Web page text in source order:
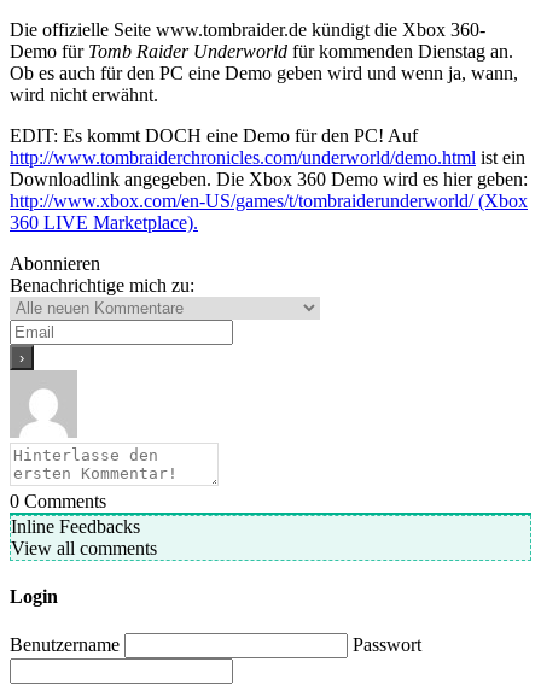
Die offizielle Seite www.tombraider.de kündigt die Xbox 360-
Demo für Tomb Raider Underworld für kommenden Dienstag an.
Ob es auch für den PC eine Demo geben wird und wenn ja, wann,
wird nicht erwähnt.
EDIT: Es kommt DOCH eine Demo für den PC! Auf
http://www.tombraiderchronicles.com/underworld/demo.html ist ein
Downloadlink angegeben. Die Xbox 360 Demo wird es hier geben:
http://www.xbox.com/en-US/games/t/tombraiderunderworld/ (Xbox
360 LIVE Marketplace).
Abonnieren
Benachrichtige mich zu:
0 Comments
Inline Feedbacks
View all comments
Login
Benutzername Passwort